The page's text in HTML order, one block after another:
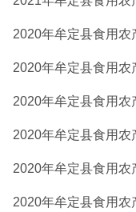
2020年牟定县食用农
2020年牟定县食用农
2020年牟定县食用农
2020年牟定县食用农
2020年牟定县食用农
2020年牟定县食用农